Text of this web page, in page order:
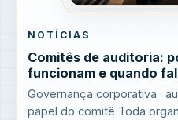
NOTÍCIAS
Comitês de auditoria:
funcionam e quando
Governança corporativa ·
papel do comitê Toda